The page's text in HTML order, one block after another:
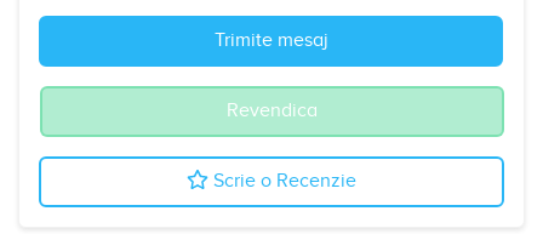
Trimite mesaj
Revendica
Scrie o Recenzie